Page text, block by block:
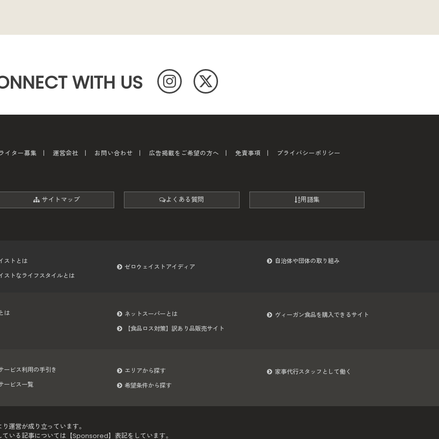
WITH US
イター募集 運営会社 お問い合わせ 広告掲載をご希望の方へ 免責事項 プライバシーポリシー
サイトマップ よくある質問 用語集
ストとは
ストなライフスタイルとは
ゼロウェイストアイディア
自治体や団体の取り組み
は
ネットスーパーとは
【食品ロス対策】訳あり品販売サイト
ヴィーガン食品を購入できるサイト
ービス利用の手引き
ービス一覧
エリアから探す
希望条件から探す
家事代行スタッフとして働く
運営が成り立っています。
いる記事については【Sponsored】表記をしています。